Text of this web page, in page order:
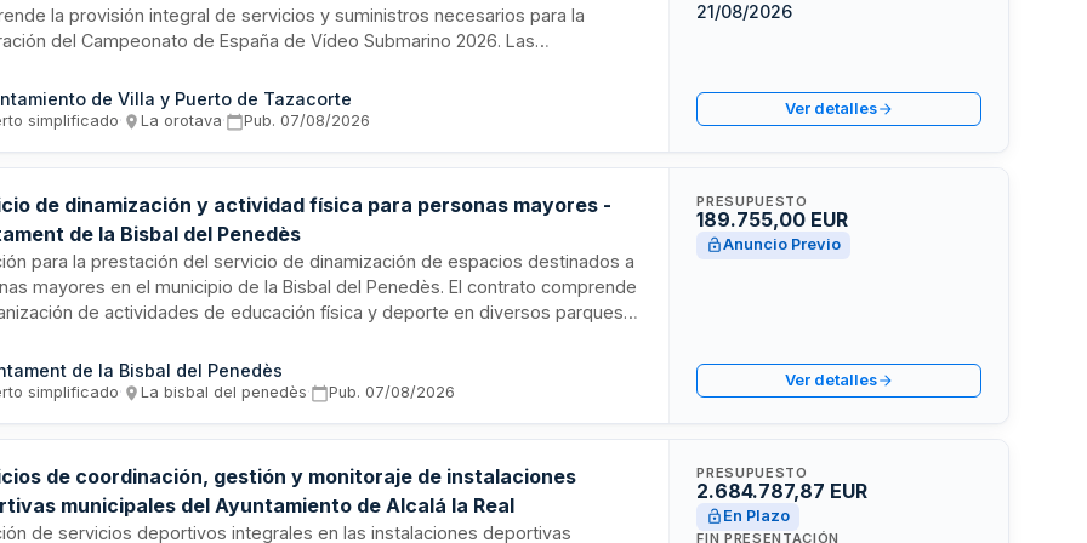
la provisión integral de servicios y suministros necesarios para la
del Campeonato de España de Vídeo Submarino 2026. Las
habilitación de salones de trabajo técnico y reuniones; operativa
mediante alquiler de flota de embarcaciones; servicios de buceo;
El contrato tiene naturaleza mixta con preponderancia de servicios
regido por la legislación de contratación pública.
de Villa y Puerto de Tazacorte
simplificado· La orotava· Pub. 07/08/2026
21/08/2026
Ver detalles
de dinamización y actividad física para personas mayores -
de la Bisbal del Penedès
para la prestación del servicio de dinamización de espacios destinados a
mayores en el municipio de la Bisbal del Penedès. El contrato comprende
de actividades de educación física y deporte en diversos parques
y centros de encuentro para mayores distribuidos en diferentes núcleos
El objetivo es promover la actividad física, el bienestar y la integración
públicas municipales.
de la Bisbal del Penedès
simplificado· La bisbal del penedès· Pub. 07/08/2026
PRESUPUESTO
189.755,00 EUR
Anuncio Previo
Ver detalles
de coordinación, gestión y monitoraje de instalaciones
municipales del Ayuntamiento de Alcalá la Real
de servicios deportivos integrales en las instalaciones deportivas
PRESUPUESTO
2.684.787,87 EUR
En Plazo
FIN PRESENTACIÓN